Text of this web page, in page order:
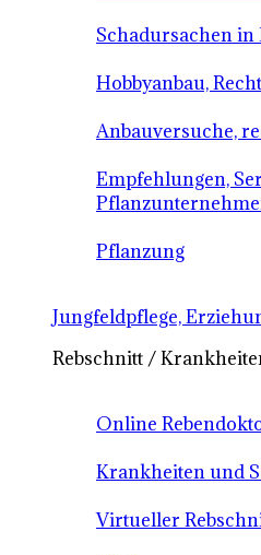
Schadursachen in
Hobbyanbau,
Anbauversuche,
Empfehlungen,
Pflanzung
Jungfeldpflege,
Rebschnitt /
Online
Krankheiten und
Virtueller